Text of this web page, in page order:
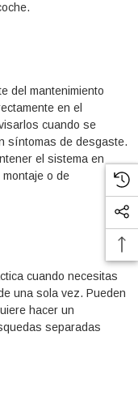
del mantenimiento
en el
cuando se
síntomas de desgaste.
el sistema en
o de
cuando necesitas
una sola vez. Pueden
hacer un
separadas